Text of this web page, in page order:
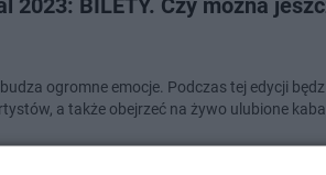
2023: BILETY. Czy można
ogromne emocje. Podczas tej edycji
a także obejrzeć na żywo ulubione